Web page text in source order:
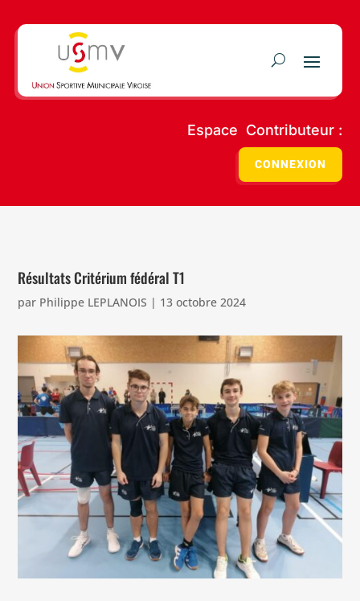
Espace Contributeur :
CONNEXION
Résultats Critérium fédéral T1
par Philippe LEPLANOIS | 13 octobre 2024